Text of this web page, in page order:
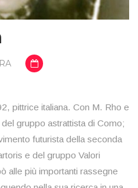
pittrice italiana. Con M. Rho e
gruppo astrattista di Como;
futurista della seconda
e del gruppo Valori
alle più importanti rassegne